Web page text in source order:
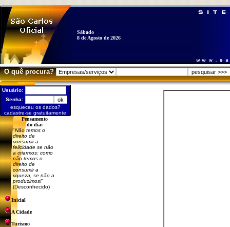
Sábado
8 de Agosto de 2026
O quê procura?
Usuário:
Senha:
esqueceu os dados?
cadastre-se gratuitamente
Pensamento
do dia:
"Não temos o
direito de
consumir a
felicidade se não
a criarmos: como
não temos o
direito de
consumir a
riqueza, se não a
produzimos!"
(Desconhecido)
Inicial
A Cidade
Turismo